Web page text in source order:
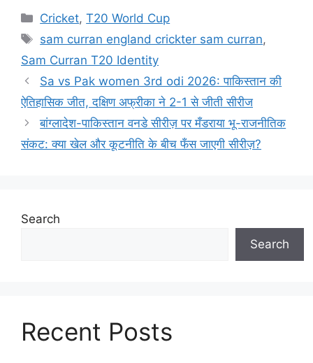
Cricket,T20 World Cup
sam curran england crickter sam curran,
Sam Curran T20 Identity
Sa vs Pak women 3rd odi 2026: पाकिस्तान की
ऐतिहासिक जीत, दक्षिण अफ्रीका ने 2-1 से जीती सीरीज
बांग्लादेश-पाकिस्तान वनडे सीरीज़ पर मँडराया भू-राजनीतिक
संकट: क्या खेल और कूटनीति के बीच फँस जाएगी सीरीज़?
Search
Search
Recent Posts